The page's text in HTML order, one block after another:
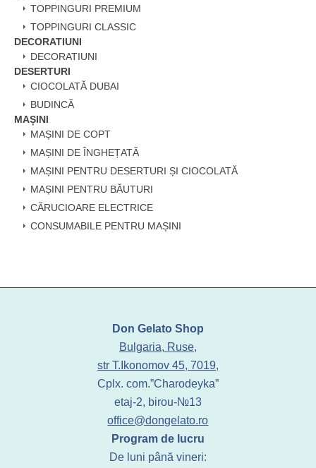
TOPPINGURI PREMIUM
TOPPINGURI CLASSIC
DECORATIUNI
DECORATIUNI
DESERTURI
CIOCOLATĂ DUBAI
BUDINCĂ
MAȘINI
MAȘINI DE COPT
MAȘINI DE ÎNGHEȚATĂ
MAȘINI PENTRU DESERTURI ȘI CIOCOLATĂ
MAȘINI PENTRU BĂUTURI
CĂRUCIOARE ELECTRICE
CONSUMABILE PENTRU MAȘINI
Don Gelato Shop
Bulgaria, Ruse,
str T.Ikonomov 45, 7019,
Cplx. com.”Charodeyka”
etaj-2, birou-№13
office@dongelato.ro
Program de lucru
De luni până vineri: